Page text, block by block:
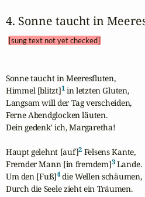
4. Sonne taucht in
[sung text not yet checked]
Sonne taucht in Meeresfluten,
Himmel [blitzt]1 in letzten Gluten,
Langsam will der Tag verscheiden,
Ferne Abendglocken läuten.
Dein gedenk' ich, Margaretha!
Haupt gelehnt [auf]2 Felsens Kante,
Fremder Mann [in fremdem]3 Lande.
Um den [Fuß]4 die Wellen schäumen,
Durch die Seele zieht ein Träumen.